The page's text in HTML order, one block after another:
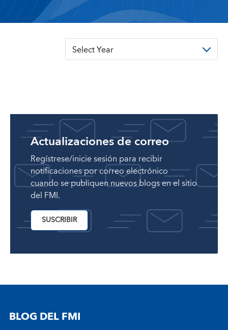
Select Year
Actualizaciones de correo
Regístrese/inicie sesión para recibir
notificaciones por correo electrónico
cuando se publiquen nuevos blogs en el sitio
del FMI.
SUSCRIBIR
BLOG DEL FMI